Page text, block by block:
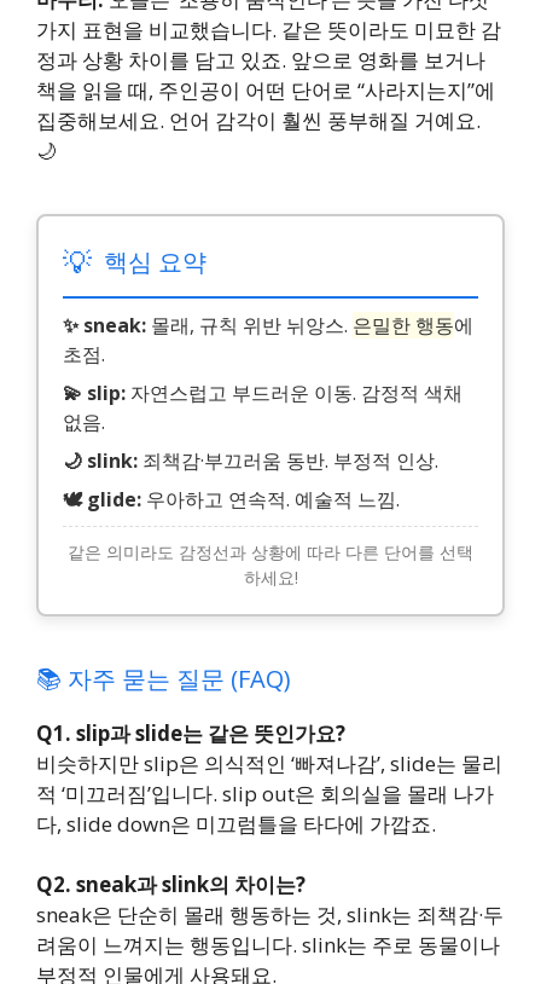
가지 표현을 비교했습니다. 같은 뜻이라도 미묘한 감
정과 상황 차이를 담고 있죠. 앞으로 영화를 보거나
책을 읽을 때, 주인공이 어떤 단어로 “사라지는지”에
집중해보세요. 언어 감각이 훨씬 풍부해질 거예요.
🌙
💡 핵심 요약
✨ sneak: 몰래, 규칙 위반 뉘앙스. 은밀한 행동에
초점.
💫 slip: 자연스럽고 부드러운 이동. 감정적 색채
없음.
🌙 slink: 죄책감·부끄러움 동반. 부정적 인상.
🕊 glide: 우아하고 연속적. 예술적 느낌.
같은 의미라도 감정선과 상황에 따라 다른 단어를 선택
하세요!
📚 자주 묻는 질문 (FAQ)
Q1. slip과 slide는 같은 뜻인가요?
비슷하지만 slip은 의식적인 ‘빠져나감’, slide는 물리
적 ‘미끄러짐’입니다. slip out은 회의실을 몰래 나가
다, slide down은 미끄럼틀을 타다에 가깝죠.
Q2. sneak과 slink의 차이는?
sneak은 단순히 몰래 행동하는 것, slink는 죄책감·두
려움이 느껴지는 행동입니다. slink는 주로 동물이나
부정적 인물에게 사용돼요.